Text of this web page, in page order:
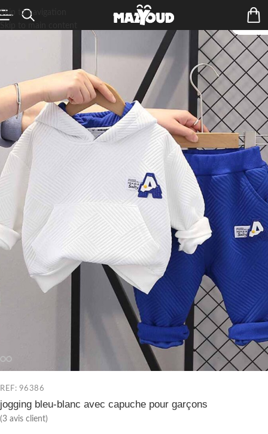
Skip to navigation
REF: 96386
jogging bleu-blanc avec capuche pour garçons
(3 avis client)